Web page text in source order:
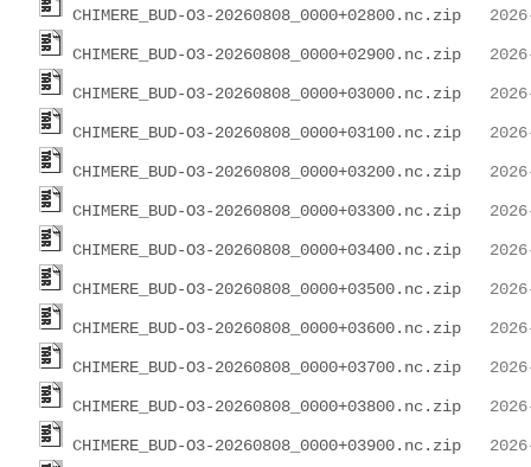
CHIMERE_BUD-O3-20260808_0000+02800.nc.zip
CHIMERE_BUD-O3-20260808_0000+02900.nc.zip
CHIMERE_BUD-O3-20260808_0000+03000.nc.zip
CHIMERE_BUD-O3-20260808_0000+03100.nc.zip
CHIMERE_BUD-O3-20260808_0000+03200.nc.zip
CHIMERE_BUD-O3-20260808_0000+03300.nc.zip
CHIMERE_BUD-O3-20260808_0000+03400.nc.zip
CHIMERE_BUD-O3-20260808_0000+03500.nc.zip
CHIMERE_BUD-O3-20260808_0000+03600.nc.zip
CHIMERE_BUD-O3-20260808_0000+03700.nc.zip
CHIMERE_BUD-O3-20260808_0000+03800.nc.zip
CHIMERE_BUD-O3-20260808_0000+03900.nc.zip